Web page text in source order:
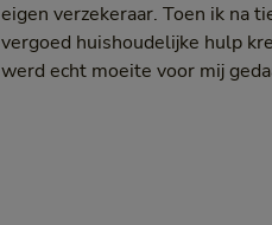
eigen verzekeraar. Toen ik na
vergoed huishoudelijke hulp
werd echt moeite voor mij